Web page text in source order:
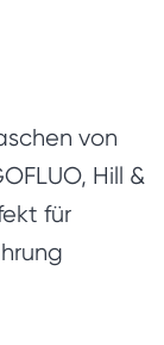
von
Hill &
für